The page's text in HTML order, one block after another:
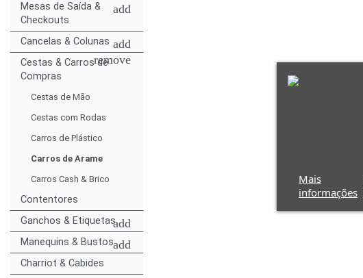
Mesas de Saída &
Checkouts
add
Cancelas & Colunas add
Cestas & Carros de
Compras
remove
Cestas de Mão
Cestas com Rodas
Carros de Plástico
Carros de Arame
Carros Cash & Brico
Contentores
Ganchos & Etiquetasadd
Manequins & Bustosadd
Charriot & Cabides
Mais
informações